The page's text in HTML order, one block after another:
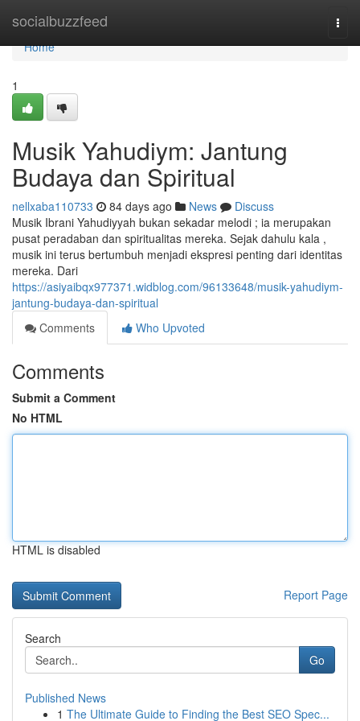
socialbuzzfeed
Home
Home
1
Musik Yahudiym: Jantung
Budaya dan Spiritual
nellxaba110733 84 days ago News
Discuss
Musik Ibrani Yahudiyyah bukan sekadar melodi ; ia merupakan
pusat peradaban dan spiritualitas mereka. Sejak dahulu kala ,
musik ini terus bertumbuh menjadi ekspresi penting dari identitas
mereka. Dari
https://asiyaibqx977371.widblog.com/96133648/musik-yahudiym-
jantung-budaya-dan-spiritual
Comments
Who Upvoted
Comments
Submit a Comment
No HTML
HTML is disabled
Report Page
Search
Go
Published News
1 The Ultimate Guide to Finding the Best SEO Spec...